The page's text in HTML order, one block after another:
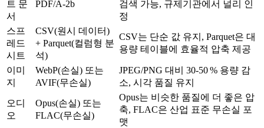
트 문
서
PDF/A‑2b
검색 가능, 규제기관에서 널리 인
정
스프
레드
시트
CSV(원시 데이터)
+ Parquet(컬럼형 분
석)
CSV는 단순 값 유지, Parquet은 대
용량 테이블에 효율적 압축 제공
이미
지
WebP(손실) 또는
AVIF(무손실)
JPEG/PNG 대비 30‑50 % 용량 감
소, 시각 품질 유지
오디
오
Opus(손실) 또는
FLAC(무손실)
Opus는 비슷한 품질에 더 좋은 압
축, FLAC은 산업 표준 무손실 포
맷